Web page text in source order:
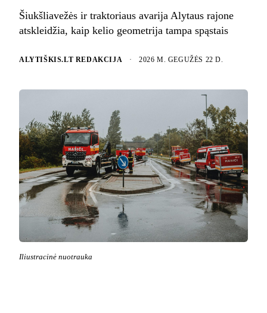
Šiukšliavežės ir traktoriaus avarija Alytaus rajone
atskleidžia, kaip kelio geometrija tampa spąstais
ALYTIŠKIS.LT REDAKCIJA · 2026 M. GEGUŽĖS 22 D.
Iliustracinė nuotrauka